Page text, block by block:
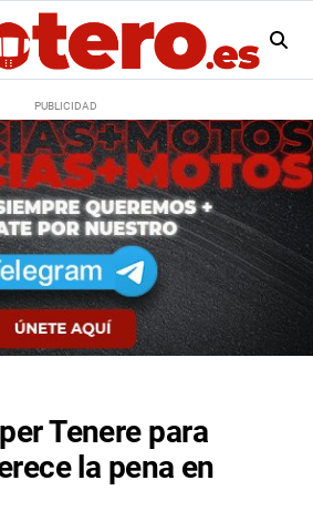
Tenere para
la pena en